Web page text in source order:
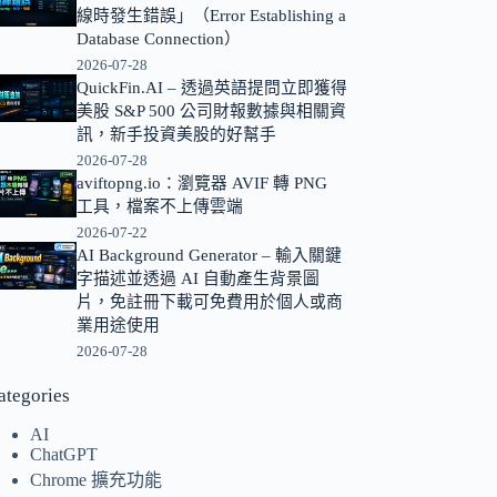
線時發生錯誤」（Error Establishing a
Database Connection）
2026-07-28
QuickFin.AI – 透過英語提問立即獲得
美股 S&P 500 公司財報數據與相關資
訊，新手投資美股的好幫手
2026-07-28
aviftopng.io：瀏覽器 AVIF 轉 PNG
工具，檔案不上傳雲端
2026-07-22
AI Background Generator – 輸入關鍵
字描述並透過 AI 自動產生背景圖
片，免註冊下載可免費用於個人或商
業用途使用
2026-07-28
AI
ChatGPT
Chrome 擴充功能